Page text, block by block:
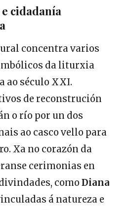
cidadanía
concentra varios
da liturxia
ao século XXI.
de reconstrución
o río por un dos
ao casco vello para
Xa no corazón da
cerimonias en
comoDiana
á natureza e